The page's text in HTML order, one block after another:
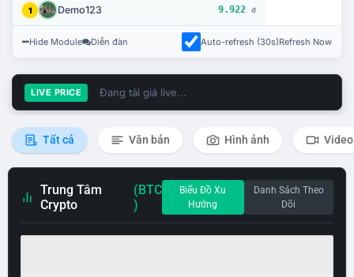
1 Demo123 9.922 đ
Hide Module Diễn đàn Auto-refresh (30s)Refresh Now
LIVE PRICE Đang tải giá live...
Tất cả Văn bản Hình ảnh Video
Trung Tâm
Crypto
(BTC
)
Biểu Đồ Xu
Hướng
Danh Sách Theo
Dõi